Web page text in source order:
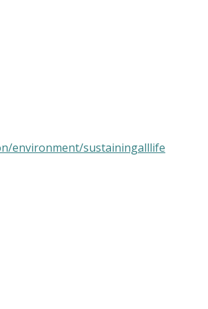
environment/sustainingalllife